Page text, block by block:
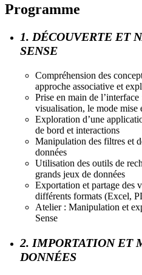
Programme
1. DÉCOUVERTE ET
SENSE
Compréhension des
approche associative et
Prise en main de
visualisation, le mode mise
Exploration d’une
de bord et interactions
Manipulation des filtres et
données
Utilisation des outils de
grands jeux de données
Exportation et partage des
différents formats (Excel,
Atelier : Manipulation et
Sense
2. IMPORTATION ET
DONNÉES